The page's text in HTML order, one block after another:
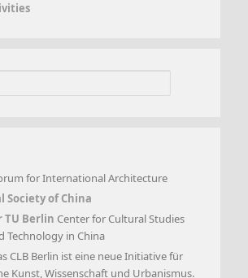
for International Architecture
of China
TU Berlin Center for Cultural Studies
Technology in China
CLB Berlin ist eine neue Initiative für
Kunst, Wissenschaft und Urbanismus.